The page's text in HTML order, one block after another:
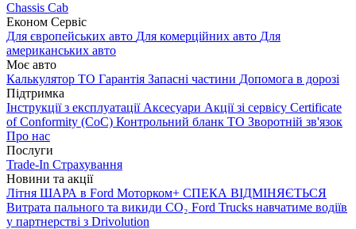
Chassis Cab
Економ Сервіс
Для європейських авто Для комерційних авто Для
американських авто
Моє авто
Калькулятор ТО Гарантія Запасні частини Допомога в дорозі
Підтримка
Інструкції з експлуатації Аксесуари Акції зі сервісу Certificate
of Conformity (CoC) Контрольний бланк ТО Зворотній зв'язок
Про нас
Послуги
Trade-In Страхування
Новини та акції
Літня ШАРА в Ford Моторком+ СПЕКА ВІДМІНЯЄТЬСЯ
Витрата пального та викиди CO₂ Ford Trucks навчатиме водіїв
у партнерстві з Drivolution